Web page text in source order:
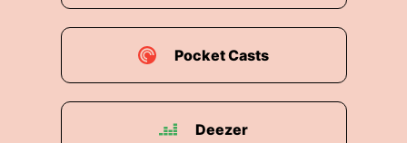
Pocket Casts
Deezer